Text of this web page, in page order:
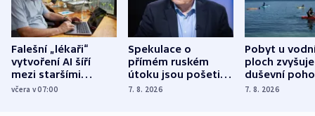
Falešní „lékaři“
vytvoření AI šíří
mezi staršími
Poláky nebezpečné
včera v 07:00
Spekulace o
přímém ruském
útoku jsou pošetilé,
míní estonský
7. 8. 2026
Pobyt u
ploch zvyšuje
duševní
ukázala
7. 8. 2026